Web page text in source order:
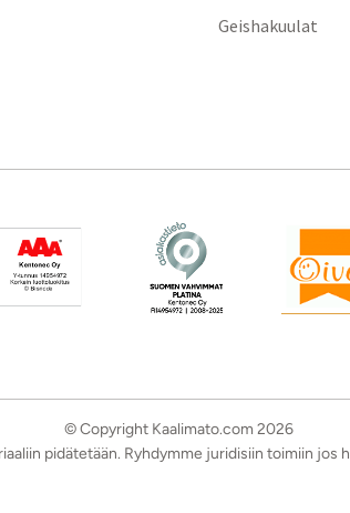
Geishakuulat
© Copyright Kaalimato.com 2026
pidätetään. Ryhdymme juridisiin toimiin jos